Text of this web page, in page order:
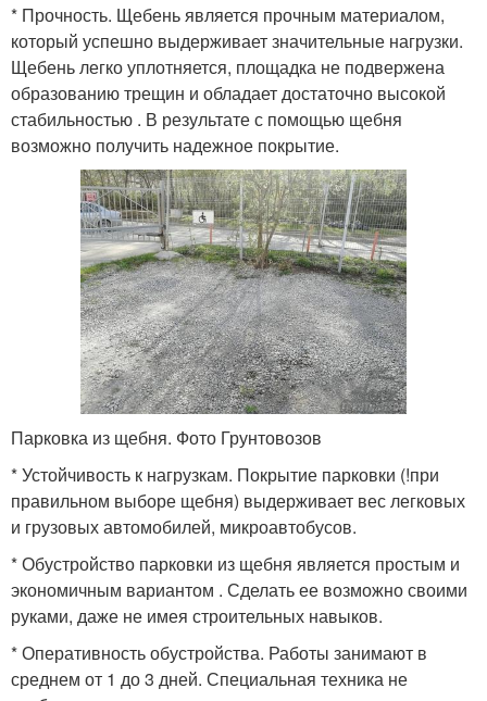
* Прочность. Щебень является прочным материалом,
который успешно выдерживает значительные нагрузки.
Щебень легко уплотняется, площадка не подвержена
образованию трещин и обладает достаточно высокой
стабильностью . В результате с помощью щебня
возможно получить надежное покрытие.
Парковка из щебня. Фото Грунтовозов
* Устойчивость к нагрузкам. Покрытие парковки (!при
правильном выборе щебня) выдерживает вес легковых
и грузовых автомобилей, микроавтобусов.
* Обустройство парковки из щебня является простым и
экономичным вариантом . Сделать ее возможно своими
руками, даже не имея строительных навыков.
* Оперативность обустройства. Работы занимают в
среднем от 1 до 3 дней. Специальная техника не